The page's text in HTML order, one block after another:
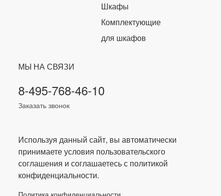
Шкафы
Комплектующие
для шкафов
МЫ НА СВЯЗИ
8-495-768-46-10
Заказать звонок
Используя данный сайт, вы автоматически
принимаете условия пользовательского
соглашения и соглашаетесь с политикой
конфиденциальности.